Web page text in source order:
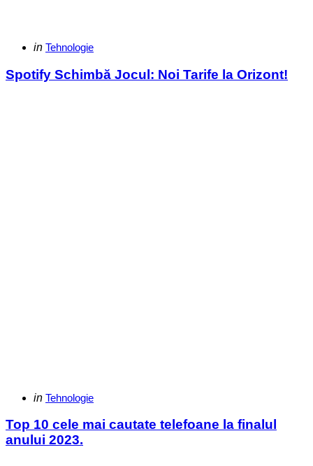
Categories
Posted
in Tehnologie
Spotify Schimbă Jocul: Noi Tarife la Orizont!
Categories
Posted
in Tehnologie
Top 10 cele mai cautate telefoane la finalul
anului 2023.